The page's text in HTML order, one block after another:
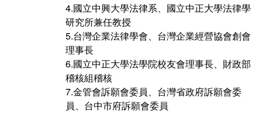
4.國立中興大學法律系、國立中正大學法律學
研究所兼任教授
5.台灣企業法律學會、台灣企業經營協會創會
理事長
6.國立中正大學法學院校友會理事長、財政部
稽核組稽核
7.金管會訴願會委員、台灣省政府訴願會委
員、台中市府訴願會委員